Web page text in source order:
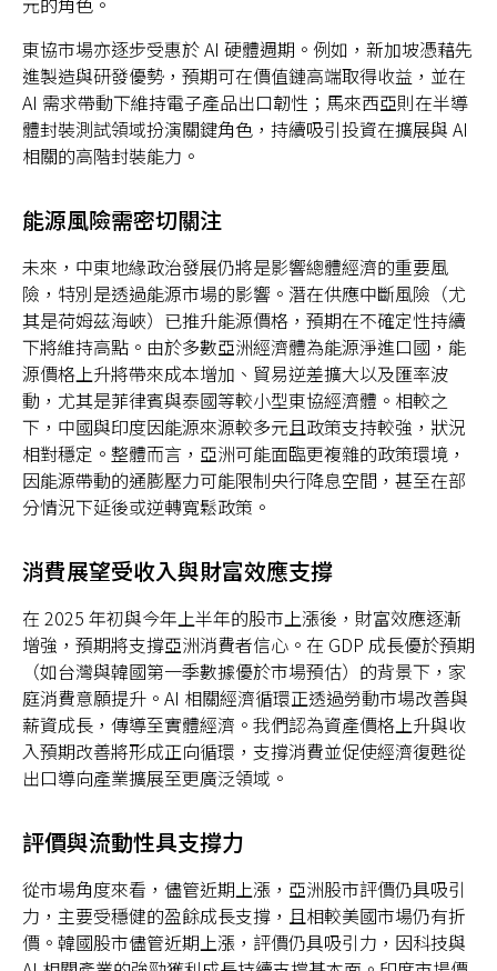
東協市場亦逐步受惠於 AI 硬體週期。例如，新加坡憑藉先
進製造與研發優勢，預期可在價值鏈高端取得收益，並在
AI 需求帶動下維持電子產品出口韌性；馬來西亞則在半導
體封裝測試領域扮演關鍵角色，持續吸引投資在擴展與 AI
相關的高階封裝能力。
能源風險需密切關注
未來，中東地緣政治發展仍將是影響總體經濟的重要風
險，特別是透過能源市場的影響。潛在供應中斷風險（尤
其是荷姆茲海峽）已推升能源價格，預期在不確定性持續
下將維持高點。由於多數亞洲經濟體為能源淨進口國，能
源價格上升將帶來成本增加、貿易逆差擴大以及匯率波
動，尤其是菲律賓與泰國等較小型東協經濟體。相較之
下，中國與印度因能源來源較多元且政策支持較強，狀況
相對穩定。整體而言，亞洲可能面臨更複雜的政策環境，
因能源帶動的通膨壓力可能限制央行降息空間，甚至在部
分情況下延後或逆轉寬鬆政策。
消費展望受收入與財富效應支撐
在 2025 年初與今年上半年的股市上漲後，財富效應逐漸
增強，預期將支撐亞洲消費者信心。在 GDP 成長優於預期
（如台灣與韓國第一季數據優於市場預估）的背景下，家
庭消費意願提升。AI 相關經濟循環正透過勞動市場改善與
薪資成長，傳導至實體經濟。我們認為資產價格上升與收
入預期改善將形成正向循環，支撐消費並促使經濟復甦從
出口導向產業擴展至更廣泛領域。
評價與流動性具支撐力
從市場角度來看，儘管近期上漲，亞洲股市評價仍具吸引
力，主要受穩健的盈餘成長支撐，且相較美國市場仍有折
價。韓國股市儘管近期上漲，評價仍具吸引力，因科技與